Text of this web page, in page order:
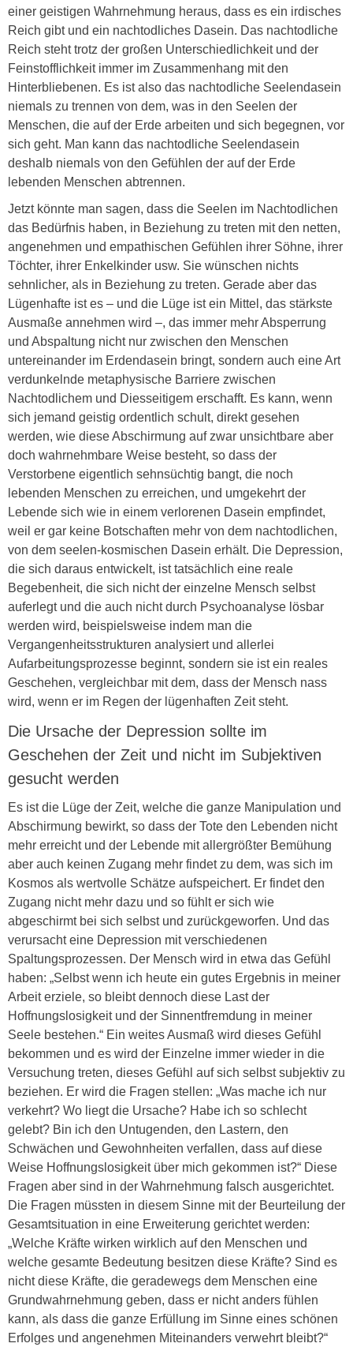
einer geistigen Wahrnehmung heraus, dass es ein irdisches
Reich gibt und ein nachtodliches Dasein. Das nachtodliche
Reich steht trotz der großen Unterschiedlichkeit und der
Feinstofflichkeit immer im Zusammenhang mit den
Hinterbliebenen. Es ist also das nachtodliche Seelendasein
niemals zu trennen von dem, was in den Seelen der
Menschen, die auf der Erde arbeiten und sich begegnen, vor
sich geht. Man kann das nachtodliche Seelendasein
deshalb niemals von den Gefühlen der auf der Erde
lebenden Menschen abtrennen.
Jetzt könnte man sagen, dass die Seelen im Nachtodlichen
das Bedürfnis haben, in Beziehung zu treten mit den netten,
angenehmen und empathischen Gefühlen ihrer Söhne, ihrer
Töchter, ihrer Enkelkinder usw. Sie wünschen nichts
sehnlicher, als in Beziehung zu treten. Gerade aber das
Lügenhafte ist es – und die Lüge ist ein Mittel, das stärkste
Ausmaße annehmen wird –, das immer mehr Absperrung
und Abspaltung nicht nur zwischen den Menschen
untereinander im Erdendasein bringt, sondern auch eine Art
verdunkelnde metaphysische Barriere zwischen
Nachtodlichem und Diesseitigem erschafft. Es kann, wenn
sich jemand geistig ordentlich schult, direkt gesehen
werden, wie diese Abschirmung auf zwar unsichtbare aber
doch wahrnehmbare Weise besteht, so dass der
Verstorbene eigentlich sehnsüchtig bangt, die noch
lebenden Menschen zu erreichen, und umgekehrt der
Lebende sich wie in einem verlorenen Dasein empfindet,
weil er gar keine Botschaften mehr von dem nachtodlichen,
von dem seelen-kosmischen Dasein erhält. Die Depression,
die sich daraus entwickelt, ist tatsächlich eine reale
Begebenheit, die sich nicht der einzelne Mensch selbst
auferlegt und die auch nicht durch Psychoanalyse lösbar
werden wird, beispielsweise indem man die
Vergangenheitsstrukturen analysiert und allerlei
Aufarbeitungsprozesse beginnt, sondern sie ist ein reales
Geschehen, vergleichbar mit dem, dass der Mensch nass
wird, wenn er im Regen der lügenhaften Zeit steht.
Die Ursache der Depression sollte im
Geschehen der Zeit und nicht im Subjektiven
gesucht werden
Es ist die Lüge der Zeit, welche die ganze Manipulation und
Abschirmung bewirkt, so dass der Tote den Lebenden nicht
mehr erreicht und der Lebende mit allergrößter Bemühung
aber auch keinen Zugang mehr findet zu dem, was sich im
Kosmos als wertvolle Schätze aufspeichert. Er findet den
Zugang nicht mehr dazu und so fühlt er sich wie
abgeschirmt bei sich selbst und zurückgeworfen. Und das
verursacht eine Depression mit verschiedenen
Spaltungsprozessen. Der Mensch wird in etwa das Gefühl
haben: „Selbst wenn ich heute ein gutes Ergebnis in meiner
Arbeit erziele, so bleibt dennoch diese Last der
Hoffnungslosigkeit und der Sinnentfremdung in meiner
Seele bestehen.“ Ein weites Ausmaß wird dieses Gefühl
bekommen und es wird der Einzelne immer wieder in die
Versuchung treten, dieses Gefühl auf sich selbst subjektiv zu
beziehen. Er wird die Fragen stellen: „Was mache ich nur
verkehrt? Wo liegt die Ursache? Habe ich so schlecht
gelebt? Bin ich den Untugenden, den Lastern, den
Schwächen und Gewohnheiten verfallen, dass auf diese
Weise Hoffnungslosigkeit über mich gekommen ist?“ Diese
Fragen aber sind in der Wahrnehmung falsch ausgerichtet.
Die Fragen müssten in diesem Sinne mit der Beurteilung der
Gesamtsituation in eine Erweiterung gerichtet werden:
„Welche Kräfte wirken wirklich auf den Menschen und
welche gesamte Bedeutung besitzen diese Kräfte? Sind es
nicht diese Kräfte, die geradewegs dem Menschen eine
Grundwahrnehmung geben, dass er nicht anders fühlen
kann, als dass die ganze Erfüllung im Sinne eines schönen
Erfolges und angenehmen Miteinanders verwehrt bleibt?“